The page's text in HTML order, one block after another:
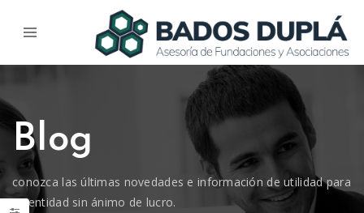
Blog
conozca las últimas novedades e información de utilidad para
su entidad sin ánimo de lucro.